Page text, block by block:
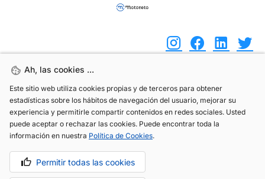
Ah, las cookies ...
Este sitio web utiliza cookies propias y de terceros para obtener
estadísticas sobre los hábitos de navegación del usuario, mejorar su
experiencia y permitirle compartir contenidos en redes sociales. Usted
puede aceptar o rechazar las cookies. Puede encontrar toda la
información en nuestra Política de Cookies.
Permitir todas las cookies
Ah, las cookies ...
Este sitio web utiliza cookies propias y de terceros para obtener
estadísticas sobre los hábitos de navegación del usuario, mejorar su
experiencia y permitirle compartir contenidos en redes sociales. Usted
puede aceptar o rechazar las cookies. Puede encontrar toda la
información en nuestra Política de Cookies.
Permitir todas las cookies
(+34) 744 408 070
info@motoreto.com
Aviso legal Política de cookies